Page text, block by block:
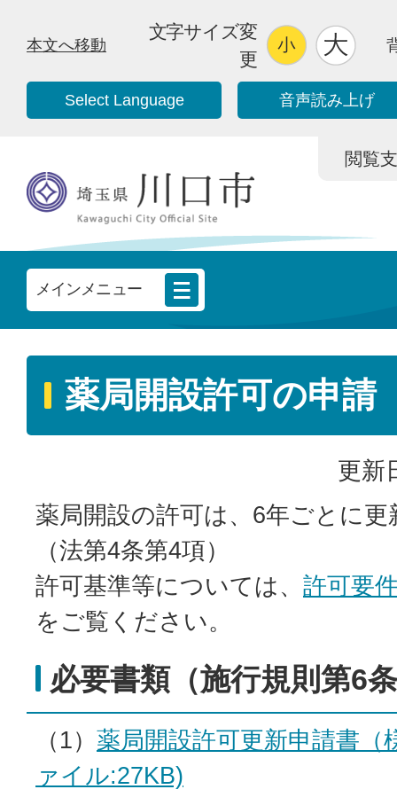
本文へ移動
文字サイズ変
更
Select Language 音声読み上げ
閲覧
メインメニュー
薬局開設許可の申請
更新
薬局開設の許可は、6年ごとに
（法第4条第4項）
許可基準等については、 許可要
をご覧ください。
必要書類（施行規則第6
（1） 薬局開設許可更新申請書（
ァイル:27KB)